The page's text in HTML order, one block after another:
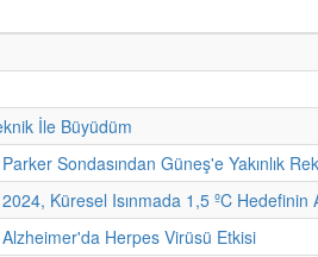
İle Büyüdüm
Sondasından Güneş'e Yakınlık
Küresel Isınmada 1,5 ºC Hedefinin
Herpes Virüsü Etkisi